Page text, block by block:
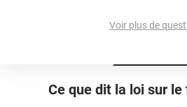
Ce que dit la loi sur le
avant jusqu'au bas du parechoc
pose
Le covering protège la peinture
covering 3D
Voir plus de